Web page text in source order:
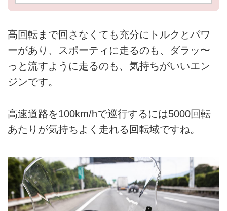
高回転まで回さなくても充分にトルクとパワ
ーがあり、スポーティに走るのも、ダラッ〜
っと流すように走るのも、気持ちがいいエン
ジンです。
高速道路を100km/hで巡行するには5000回転
あたりが気持ちよく走れる回転域ですね。